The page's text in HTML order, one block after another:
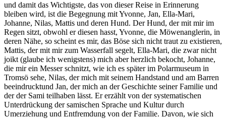
und damit das Wichtigste, das von dieser Reise in Erinnerung
bleiben wird, ist die Begegnung mit Yvonne, Jan, Ella-Mari,
Johanne, Nilas, Mattis und deren Hund. Der Hund, der mit mir im
Regen sitzt, obwohl er diesen hasst, Yvonne, die Möwenanglerin, in
deren Nähe, so scheint es mir, das Böse sich nicht traut zu existieren,
Mattis, der mit mir zum Wasserfall segelt, Ella-Mari, die zwar nicht
joikt (glaube ich wenigstens) mich aber herzlich bekocht, Johanne,
die mir ein Messer schnitzt, wie ich es später im Polarmuseum in
Tromsö sehe, Nilas, der mich mit seinem Handstand und am Barren
beeindrucktund Jan, der mich an der Geschichte seiner Familie und
der der Sami teilhaben lässt. Er erzählt von der systematischen
Unterdrückung der samischen Sprache und Kultur durch
Umerziehung und Entfremdung von der Familie. Davon, wie sich